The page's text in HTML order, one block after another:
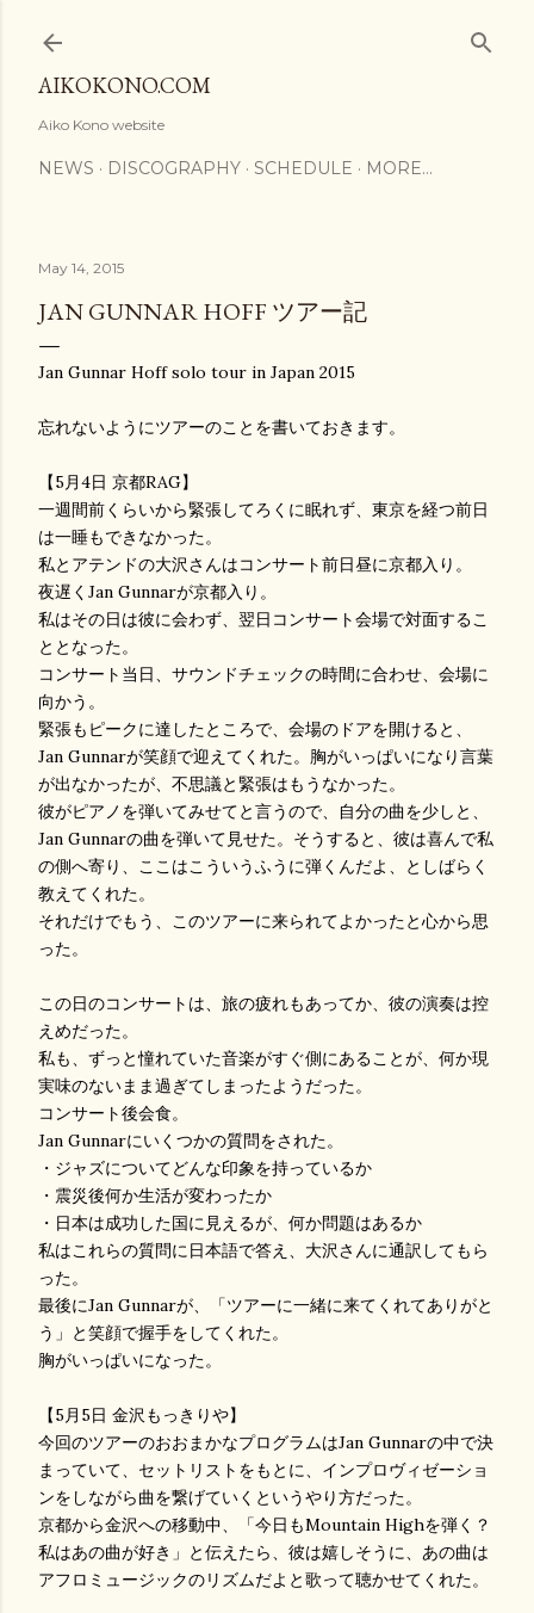
AIKOKONO.COM
Aiko Kono website
NEWS DISCOGRAPHY SCHEDULE MORE…
May 14, 2015
JAN GUNNAR HOFF ツアー記
Jan Gunnar Hoff solo tour in Japan 2015
忘れないようにツアーのことを書いておきます。
【5月4日 京都RAG】
一週間前くらいから緊張してろくに眠れず、東京を経つ前日
は一睡もできなかった。
私とアテンドの大沢さんはコンサート前日昼に京都入り。
夜遅くJan Gunnarが京都入り。
私はその日は彼に会わず、翌日コンサート会場で対面するこ
ととなった。
コンサート当日、サウンドチェックの時間に合わせ、会場に
向かう。
緊張もピークに達したところで、会場のドアを開けると、
Jan Gunnarが笑顔で迎えてくれた。胸がいっぱいになり言葉
が出なかったが、不思議と緊張はもうなかった。
彼がピアノを弾いてみせてと言うので、自分の曲を少しと、
Jan Gunnarの曲を弾いて見せた。そうすると、彼は喜んで私
の側へ寄り、ここはこういうふうに弾くんだよ、としばらく
教えてくれた。
それだけでもう、このツアーに来られてよかったと心から思
った。
この日のコンサートは、旅の疲れもあってか、彼の演奏は控
えめだった。
私も、ずっと憧れていた音楽がすぐ側にあることが、何か現
実味のないまま過ぎてしまったようだった。
コンサート後会食。
Jan Gunnarにいくつかの質問をされた。
・ジャズについてどんな印象を持っているか
・震災後何か生活が変わったか
・日本は成功した国に見えるが、何か問題はあるか
私はこれらの質問に日本語で答え、大沢さんに通訳してもら
った。
最後にJan Gunnarが、「ツアーに一緒に来てくれてありがと
う」と笑顔で握手をしてくれた。
胸がいっぱいになった。
【5月5日 金沢もっきりや】
今回のツアーのおおまかなプログラムはJan Gunnarの中で決
まっていて、セットリストをもとに、インプロヴィゼーショ
ンをしながら曲を繋げていくというやり方だった。
京都から金沢への移動中、「今日もMountain Highを弾く？
私はあの曲が好き」と伝えたら、彼は嬉しそうに、あの曲は
アフロミュージックのリズムだよと歌って聴かせてくれた。